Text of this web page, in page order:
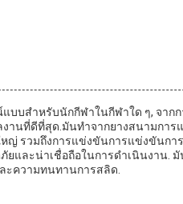
บบสําหรับนักกีฬาในกีฬาใด ๆ, จา
านที่ดีที่สุด.มันทําจากยางสนามการ
ญ่ รวมถึงการแข่งขันการแข่งขันก
และน่าเชื่อถือในการดําเนินงาน.
ะความทนทานการสลิด.